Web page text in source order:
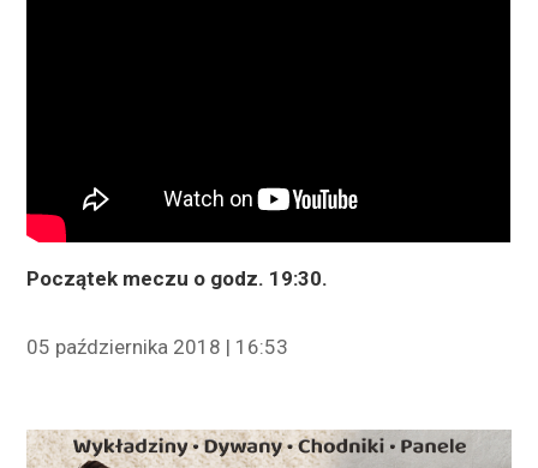
Początek meczu o godz. 19:30.
05 października 2018 | 16:53